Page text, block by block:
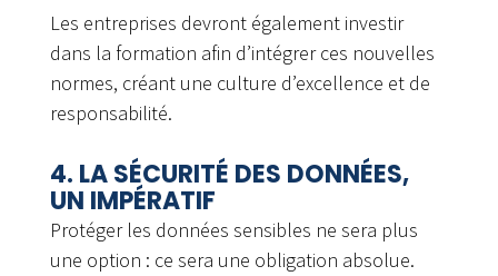
Les entreprises devront également investir
dans la formation afin d’intégrer ces nouvelles
normes, créant une culture d’excellence et de
responsabilité.
4. LA SÉCURITÉ DES DONNÉES,
UN IMPÉRATIF
Protéger les données sensibles ne sera plus
une option : ce sera une obligation absolue.